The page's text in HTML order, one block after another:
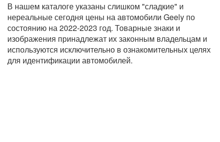
В нашем каталоге указаны слишком "сладкие" и
нереальные сегодня цены на автомобили Geely по
состоянию на 2022-2023 год. Товарные знаки и
изображения принадлежат их законным владельцам и
используются исключительно в ознакомительных целях
для идентификации автомобилей.